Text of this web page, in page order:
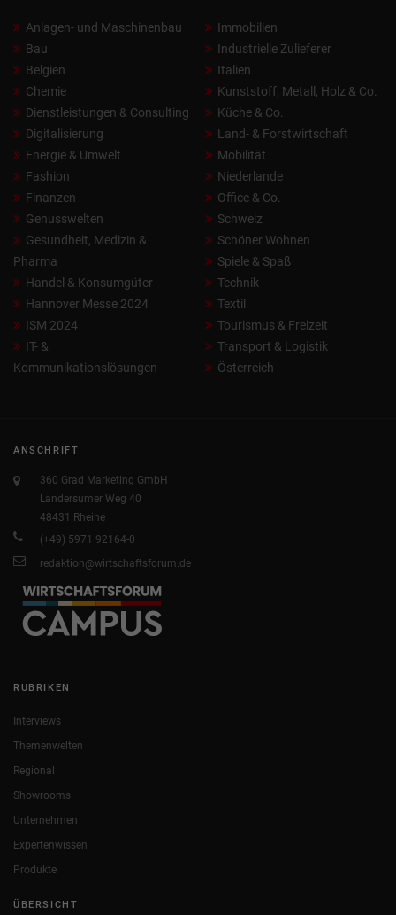
Anlagen- und Maschinenbau
Bau
Belgien
Chemie
Dienstleistungen & Consulting
Digitalisierung
Energie & Umwelt
Fashion
Finanzen
Genusswelten
Gesundheit, Medizin &
Pharma
Handel & Konsumgüter
Hannover Messe 2024
ISM 2024
IT- &
Kommunikationslösungen
Immobilien
Industrielle Zulieferer
Italien
Kunststoff, Metall, Holz & Co.
Küche & Co.
Land- & Forstwirtschaft
Mobilität
Niederlande
Office & Co.
Schweiz
Schöner Wohnen
Spiele & Spaß
Technik
Textil
Tourismus & Freizeit
Transport & Logistik
Österreich
ANSCHRIFT
360 Grad Marketing GmbH
Landersumer Weg 40
48431 Rheine
(+49) 5971 92164-0
redaktion@wirtschaftsforum.de
RUBRIKEN
Interviews
Themenwelten
Regional
Showrooms
Unternehmen
Expertenwissen
Produkte
ÜBERSICHT